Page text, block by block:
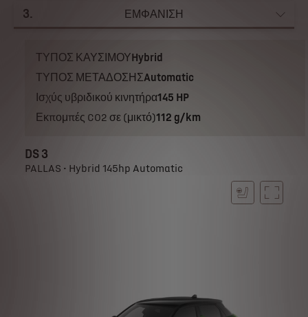
3. ΕΜΦΑΝΙΣΗ
DS 3
PALLAS • Hybrid 145hp Automatic
ΤΥΠΟΣ ΚΑΥΣΙΜΟΥHybrid
ΤΥΠΟΣ ΜΕΤΑΔΟΣΗΣAutomatic
Ισχύς υβριδικού κινητήρα145 HP
Εκπομπές CO2 σε (μικτό)112 g/km